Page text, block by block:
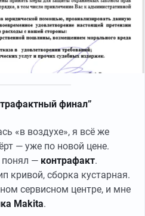
финал”
«в воздухе», я всё же
— уже по новой цене.
понял — контрафакт.
кривой, сборка кустарная.
сервисном центре, и мне
Makita.